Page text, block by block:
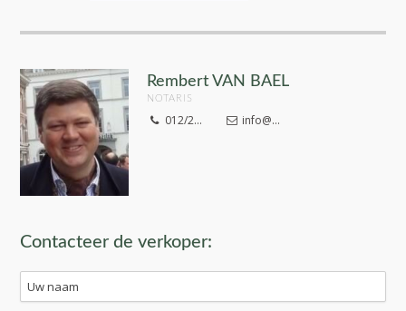
Rembert VAN BAEL
NOTARIS
012/2... info@...
Contacteer de verkoper: